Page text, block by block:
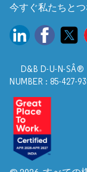
今すぐ私たちと
D&B D-U-N-SÂ®
NUMBER : 85-427-